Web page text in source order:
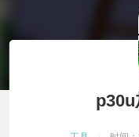
p30u